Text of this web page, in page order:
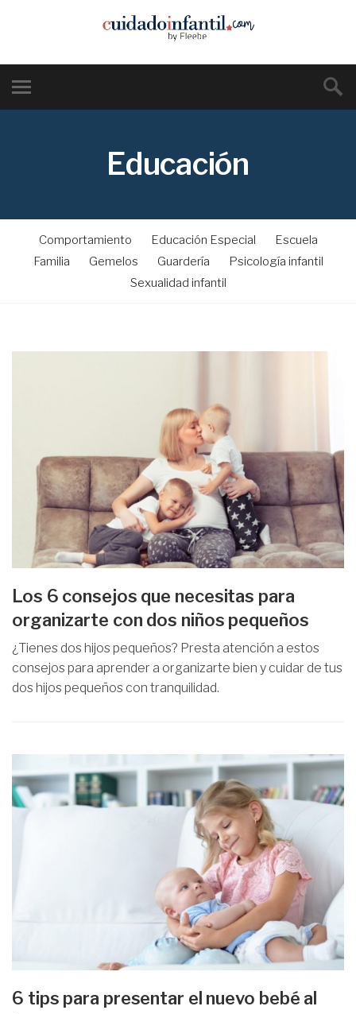
Educación
Comportamiento Educación Especial
Escuela
Familia
Gemelos Guardería
Psicología infantil
Sexualidad infantil
Los 6 consejos que necesitas para
organizarte con dos niños pequeños
¿Tienes dos hijos pequeños? Presta atención a estos
consejos para aprender a organizarte bien y cuidar de tus
dos hijos pequeños con tranquilidad.
6 tips para presentar el nuevo bebé al